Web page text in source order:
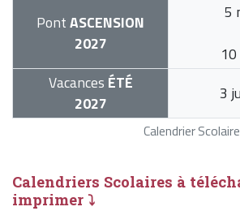
Calendrier
PontASCENSION
2027
5
Vacances ÉTÉ
2027
3
Calendriers Scolaires à
imprimer ⤵